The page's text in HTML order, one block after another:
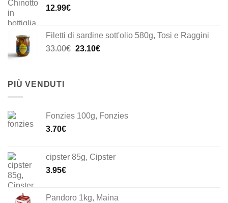
12.99€
Filetti di sardine sott'olio 580g, Tosi e Raggini
33.00€ Il
23.10€Il
PIÙ VENDUTI
Fonzies 100g, Fonzies
3.70€
cipster 85g, Cipster
3.95€
Pandoro 1kg, Maina